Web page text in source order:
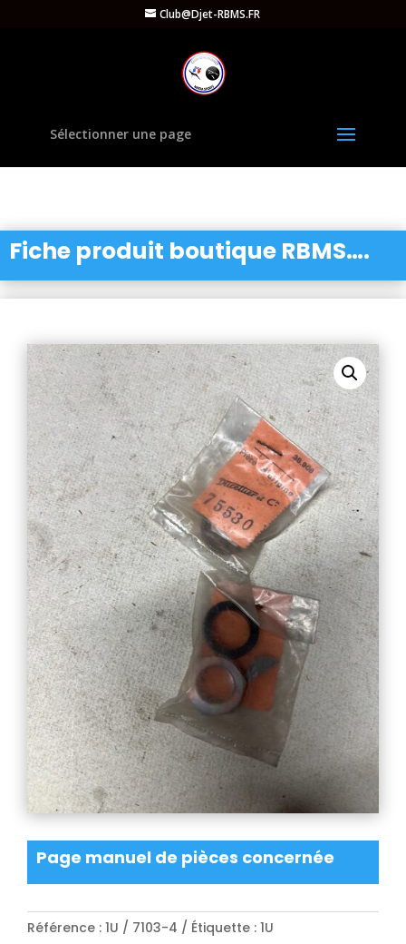
Club@Djet-RBMS.FR
Sélectionner une page
Fiche produit boutique RBMS….
Page manuel de pièces concernée
Référence : 1U / 7103-4 Étiquette : 1U